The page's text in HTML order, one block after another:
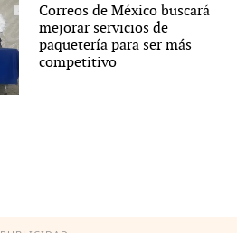
Correos de México buscará
mejorar servicios de
paquetería para ser más
competitivo